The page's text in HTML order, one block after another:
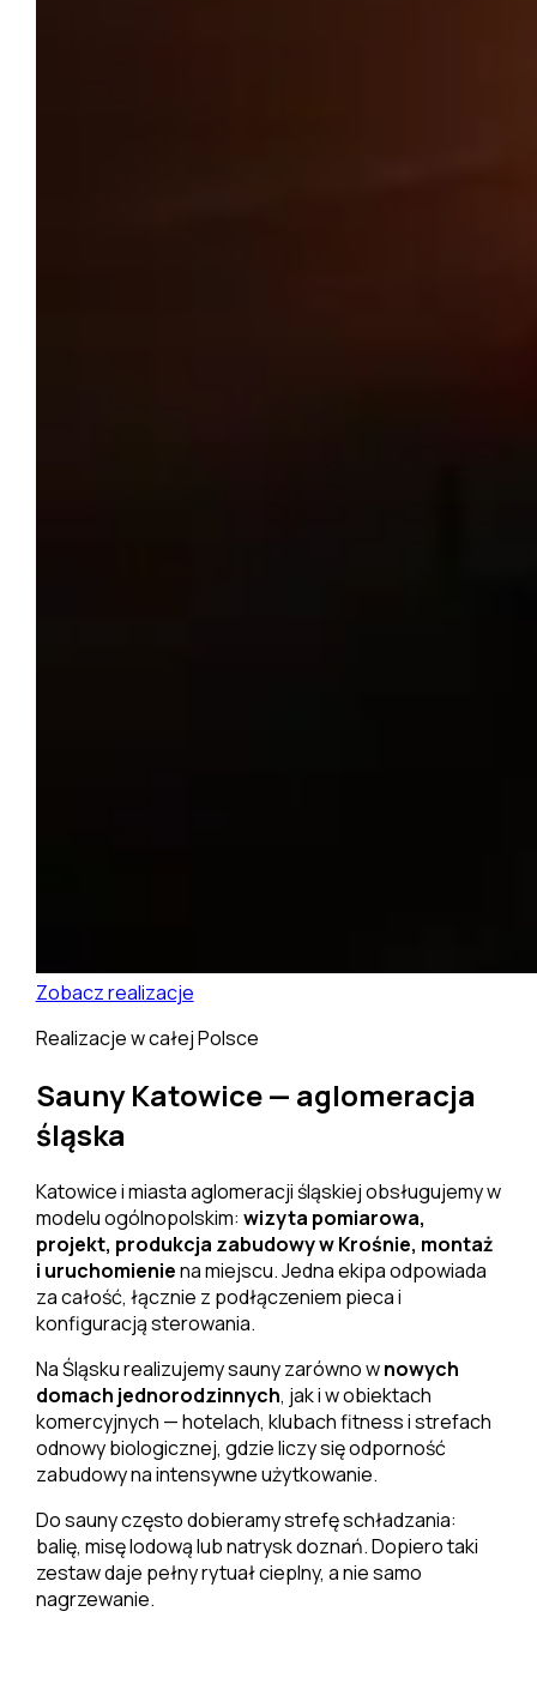
Zobacz realizacje
Realizacje w całej Polsce
Sauny Katowice — aglomeracja
śląska
Katowice i miasta aglomeracji śląskiej obsługujemy w
modelu ogólnopolskim: wizyta pomiarowa,
projekt, produkcja zabudowy w Krośnie, montaż
i uruchomieniena miejscu. Jedna ekipa odpowiada
za całość, łącznie z podłączeniem pieca i
konfiguracją sterowania.
Na Śląsku realizujemy sauny zarówno wnowych
domach jednorodzinnych, jak i w obiektach
komercyjnych — hotelach, klubach fitness i strefach
odnowy biologicznej, gdzie liczy się odporność
zabudowy na intensywne użytkowanie.
Do sauny często dobieramy strefę schładzania:
balię, misę lodową lub natrysk doznań. Dopiero taki
zestaw daje pełny rytuał cieplny, a nie samo
nagrzewanie.